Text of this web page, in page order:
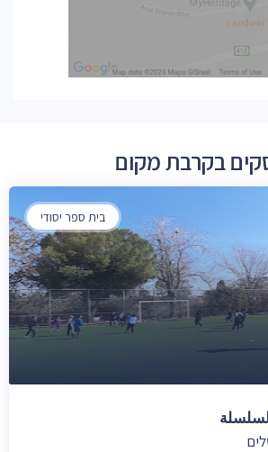
בקרבת מקום
בית ספר יסודי